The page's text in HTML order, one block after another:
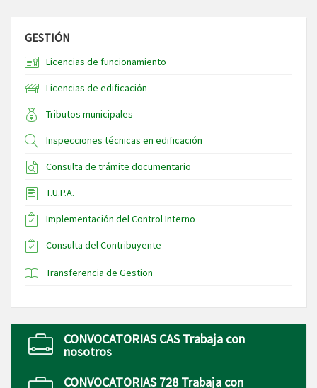
GESTIÓN
Licencias de funcionamiento
Licencias de edificación
Tributos municipales
Inspecciones técnicas en edificación
Consulta de trámite documentario
T.U.P.A.
Implementación del Control Interno
Consulta del Contribuyente
Transferencia de Gestion
CONVOCATORIAS CAS Trabaja con
nosotros
CONVOCATORIAS 728 Trabaja con